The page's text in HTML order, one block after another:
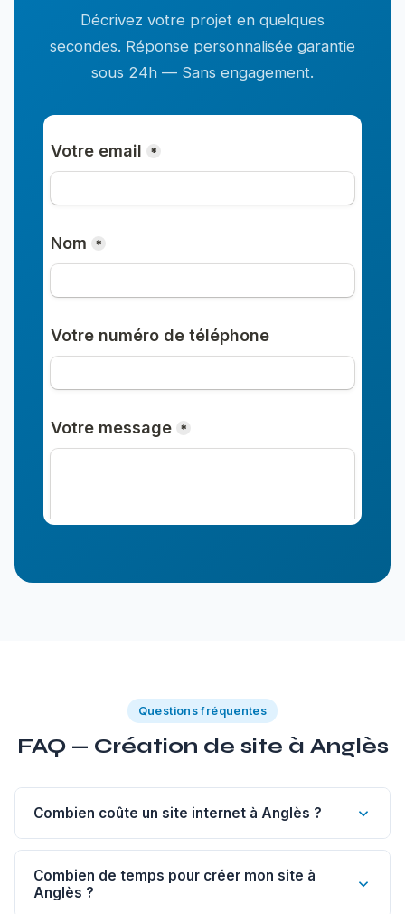
Décrivez votre projet en quelques
secondes. Réponse personnalisée garantie
sous 24h — Sans engagement.
Questions fréquentes
FAQ — Création de site à Anglès
Combien coûte un site internet à Anglès ?
Un site vitrine de 1 à 5 pages à Anglès commence à 1
200€. Un site sur-mesure est à partir de 1 800€, un e-
commerce dès 2 500€, un blog dès 500€.
Combien de temps pour créer mon site à
Anglès ?